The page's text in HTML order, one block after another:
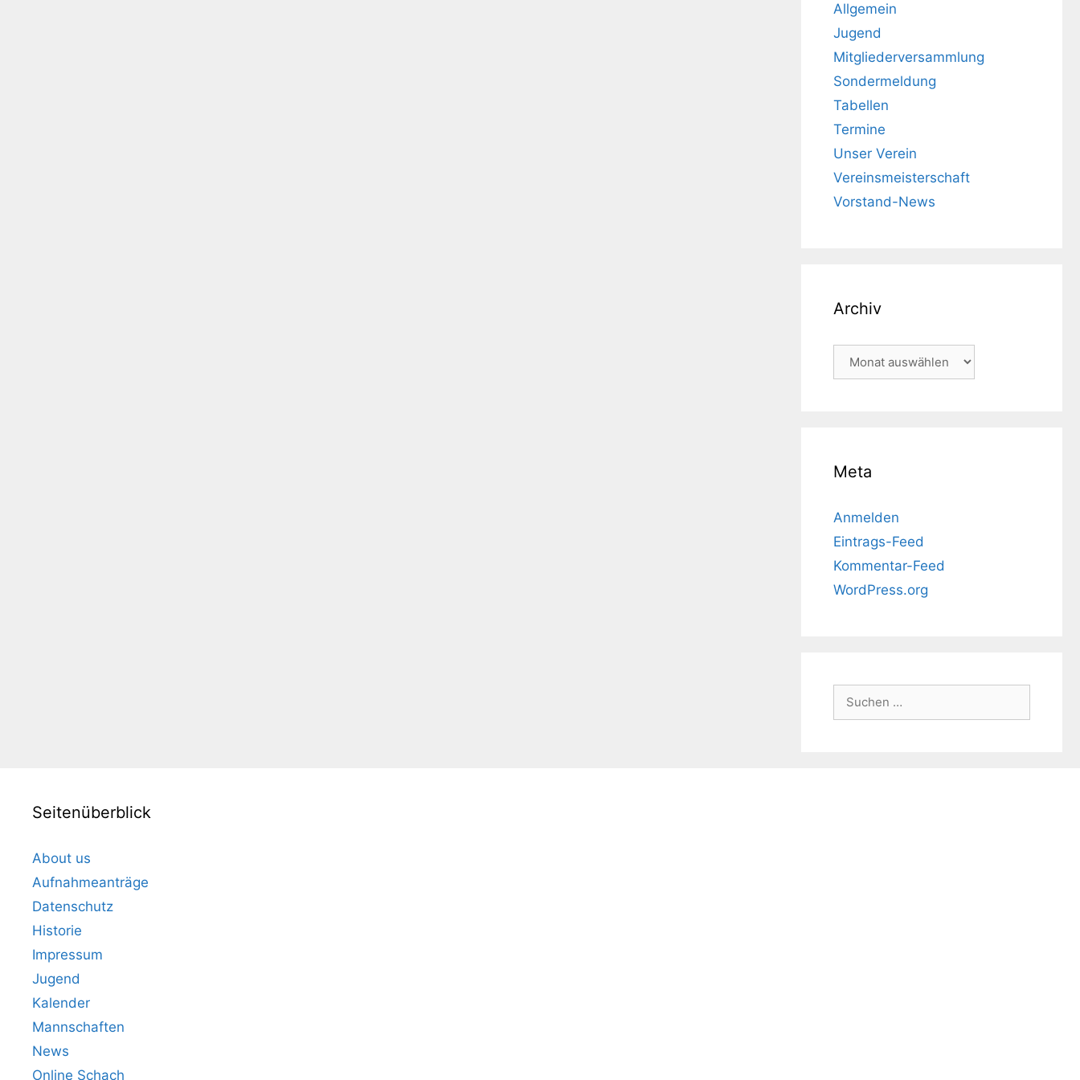
Allgemein
Jugend
Mitgliederversammlung
Sondermeldung
Tabellen
Termine
Unser Verein
Vereinsmeisterschaft
Vorstand-News
Archiv
Meta
Anmelden
Eintrags-Feed
Kommentar-Feed
WordPress.org
Seitenüberblick
About us
Aufnahmeanträge
Datenschutz
Historie
Impressum
Jugend
Kalender
Mannschaften
News
Online Schach